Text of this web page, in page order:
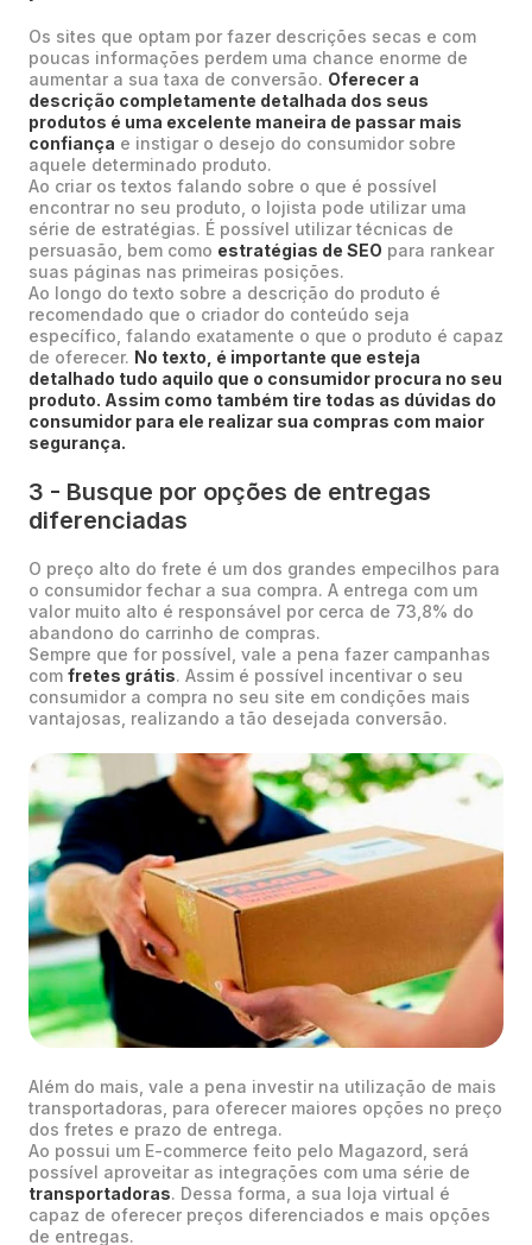
Os sites que optam por fazer descrições secas e com
poucas informações perdem uma chance enorme de
aumentar a sua taxa de conversão. Oferecer a
descrição completamente detalhada dos seus
produtos é uma excelente maneira de passar mais
confiança e instigar o desejo do consumidor sobre
aquele determinado produto.
Ao criar os textos falando sobre o que é possível
encontrar no seu produto, o lojista pode utilizar uma
série de estratégias. É possível utilizar técnicas de
persuasão, bem como estratégias de SEO para rankear
suas páginas nas primeiras posições.
Ao longo do texto sobre a descrição do produto é
recomendado que o criador do conteúdo seja
específico, falando exatamente o que o produto é capaz
de oferecer. No texto, é importante que esteja
detalhado tudo aquilo que o consumidor procura no seu
produto. Assim como também tire todas as dúvidas do
consumidor para ele realizar sua compras com maior
segurança.
3 - Busque por opções de entregas
diferenciadas
O preço alto do frete é um dos grandes empecilhos para
o consumidor fechar a sua compra. A entrega com um
valor muito alto é responsável por cerca de 73,8% do
abandono do carrinho de compras.
Sempre que for possível, vale a pena fazer campanhas
com fretes grátis. Assim é possível incentivar o seu
consumidor a compra no seu site em condições mais
vantajosas, realizando a tão desejada conversão.
Além do mais, vale a pena investir na utilização de mais
transportadoras, para oferecer maiores opções no preço
dos fretes e prazo de entrega.
Ao possui um E-commerce feito pelo Magazord, será
possível aproveitar as integrações com uma série de
transportadoras. Dessa forma, a sua loja virtual é
capaz de oferecer preços diferenciados e mais opções
de entregas.